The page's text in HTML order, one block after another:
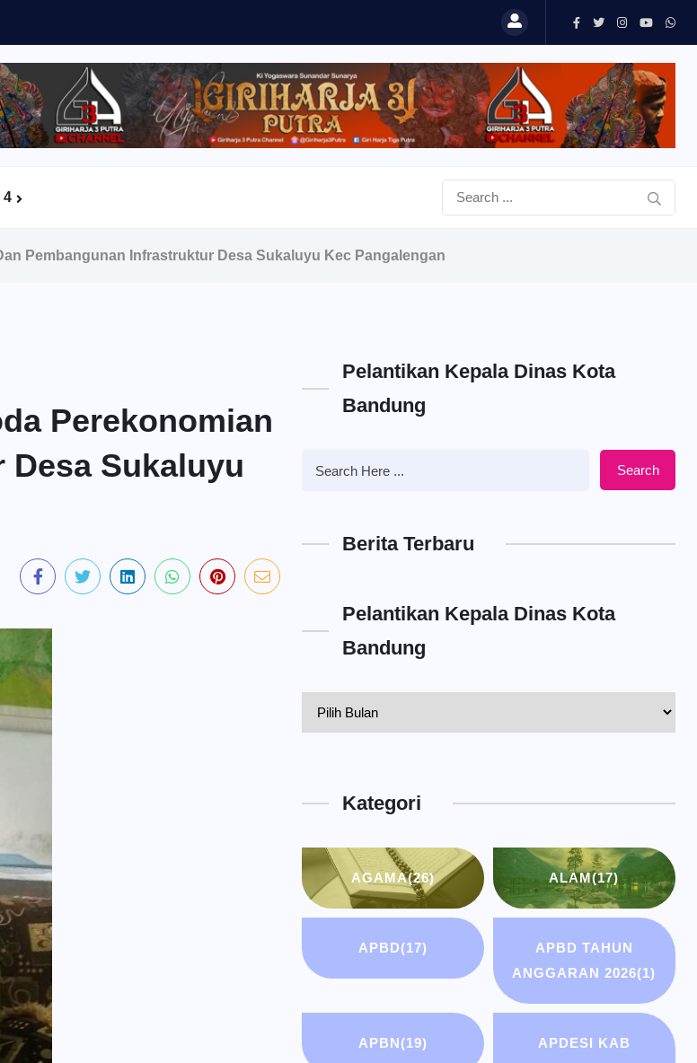
4
Pembangunan Infrastruktur Desa Sukaluyu Kec Pangalengan
Perekonomian
Sukaluyu
Pelantikan Kepala Dinas Kota
Bandung
Search
Berita Terbaru
Pelantikan Kepala Dinas Kota
Bandung
BandungKategori
AGAMA(26) ALAM(17)
APBD(17)
APBD TAHUN
ANGGARAN 2026(1)
APBN(19)
APDESI KAB